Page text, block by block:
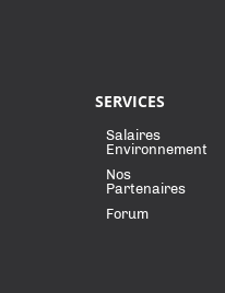
SERVICES
Salaires
Environnement
Nos
Partenaires
Forum